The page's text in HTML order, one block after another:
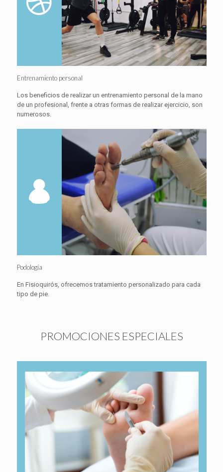
Entrenamiento personal
Los beneficios de realizar un entrenamiento personal de la mano
de un profesional, frente a otras formas de realizar ejercicio, son
numerosos.
Podología
En Fisioquirós, ofrecemos tratamiento personalizado para cada
tipo de pie.
PROMOCIONES ESPECIALES